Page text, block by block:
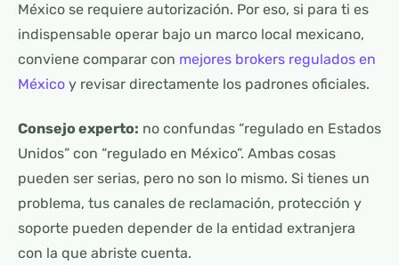
México se requiere autorización. Por eso, si para ti es
indispensable operar bajo un marco local mexicano,
conviene comparar con mejores brokers regulados en
México y revisar directamente los padrones oficiales.
Consejo experto: no confundas “regulado en Estados
Unidos” con “regulado en México”. Ambas cosas
pueden ser serias, pero no son lo mismo. Si tienes un
problema, tus canales de reclamación, protección y
soporte pueden depender de la entidad extranjera
con la que abriste cuenta.